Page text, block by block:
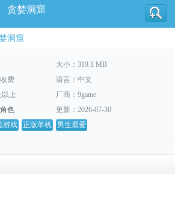
贪婪洞窟
洞窟
大小：319.1 MB
费
语言：中文
以上
厂商：9game
色
更新：2026-07-30
游戏 正版单机 男生最爱